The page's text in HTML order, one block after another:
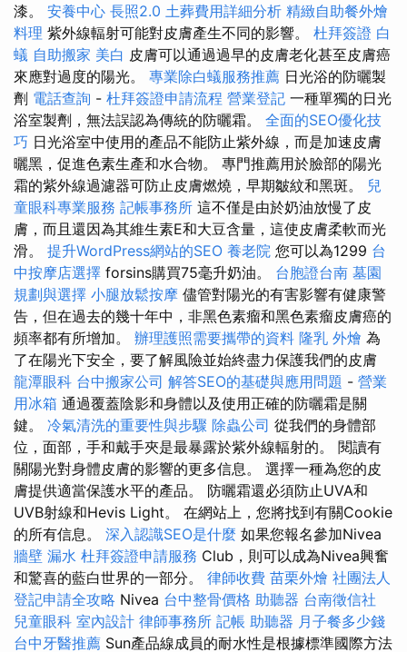
漆。 安養中心 長照2.0 土葬費用詳細分析 精緻自助餐外燴
料理 紫外線輻射可能對皮膚產生不同的影響。 杜拜簽證 白
蟻 自助搬家 美白 皮膚可以通過過早的皮膚老化甚至皮膚癌
來應對過度的陽光。 專業除白蟻服務推薦 日光浴的防曬製
劑 電話查詢 - 杜拜簽證申請流程 營業登記 一種單獨的日光
浴室製劑，無法誤認為傳統的防曬霜。 全面的SEO優化技
巧 日光浴室中使用的產品不能防止紫外線，而是加速皮膚
曬黑，促進色素生產和水合物。 專門推薦用於臉部的陽光
霜的紫外線過濾器可防止皮膚燃燒，早期皺紋和黑斑。 兒
童眼科專業服務 記帳事務所 這不僅是由於奶油放慢了皮
膚，而且還因為其維生素E和大豆含量，這使皮膚柔軟而光
滑。 提升WordPress網站的SEO 養老院 您可以為1299 台
中按摩店選擇 forsins購買75毫升奶油。 台胞證台南 墓園
規劃與選擇 小腿放鬆按摩 儘管對陽光的有害影響有健康警
告，但在過去的幾十年中，非黑色素瘤和黑色素瘤皮膚癌的
頻率都有所增加。 辦理護照需要攜帶的資料 隆乳 外燴 為
了在陽光下安全，要了解風險並始終盡力保護我們的皮膚
龍潭眼科 台中搬家公司 解答SEO的基礎與應用問題 - 營業
用冰箱 通過覆蓋陰影和身體以及使用正確的防曬霜是關
鍵。 冷氣清洗的重要性與步驟 除蟲公司 從我們的身體部
位，面部，手和戴手夾是最暴露於紫外線輻射的。 閱讀有
關陽光對身體皮膚的影響的更多信息。 選擇一種為您的皮
膚提供適當保護水平的產品。 防曬霜還必須防止UVA和
UVB射線和Hevis Light。 在網站上，您將找到有關Cookie
的所有信息。 深入認識SEO是什麼 如果您報名參加Nivea
牆壁 漏水 杜拜簽證申請服務 Club，則可以成為Nivea興奮
和驚喜的藍白世界的一部分。 律師收費 苗栗外燴 社團法人
登記申請全攻略 Nivea 台中整骨價格 助聽器 台南徵信社
兒童眼科 室內設計 律師事務所 記帳 助聽器 月子餐多少錢
台中牙醫推薦 Sun產品線成員的耐水性是根據標準國際方法